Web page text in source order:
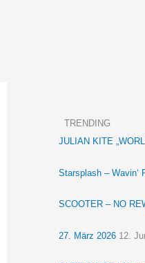
TRENDING
JULIAN KITE
Starsplash – Wavin‘
SCOOTER – NO
27. März 2026 12.